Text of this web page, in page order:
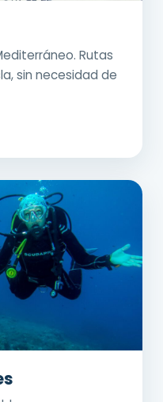
Rutas
sin necesidad de